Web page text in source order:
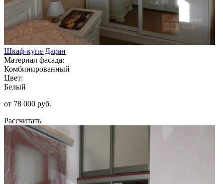
Шкаф-купе Даран
Материал фасада:
Комбинированный
Цвет:
Белый
от 78 000 руб.
Рассчитать